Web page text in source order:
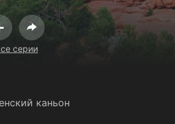
серии
каньон